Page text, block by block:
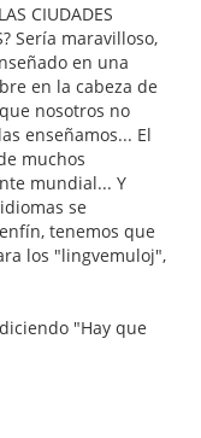
CIUDADES
Sería maravilloso,
en una
en la cabeza de
nosotros no
enseñamos... El
muchos
mundial... Y
se
tenemos que
los "lingvemuloj",
"Hay que